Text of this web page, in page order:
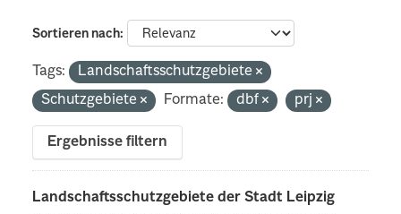
Sortieren nach
Tags:
Landschaftsschutzgebiete
Schutzgebiete
Formate: dbf prj
Ergebnisse filtern
Landschaftsschutzgebiete der Stadt Leipzig